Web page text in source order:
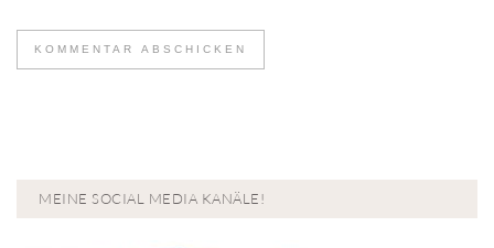
MEINE SOCIAL MEDIA KANÄLE!